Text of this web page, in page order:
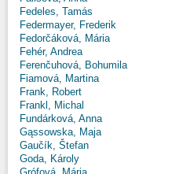
Fedeles, Tamás
Federmayer, Frederik
Fedorčáková, Mária
Fehér, Andrea
Ferenčuhová, Bohumila
Fiamová, Martina
Frank, Robert
Frankl, Michal
Fundárková, Anna
Gąssowska, Maja
Gaučík, Štefan
Goda, Károly